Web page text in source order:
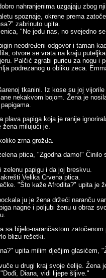
nahranjenima uzgajaju zbog
spoznaje, okrene prema
zabrinuto upita.
"Ne jedu nas, no svejedno
neodređeni odgovor i taman
otvore se vrata na kraju
Palčić zgrabi puricu za nogu i
podrezanog u obliku zeca.
tkanini. Iz kose su joj
nekakvom bojom. Žena je
plava papiga koja je ranije
žena milujući je.
zrna grožđa.
ptica, "Zgodna damo!" Činilo
zelenu papigu i da joj breskvu.
Velika Crvena ptica.
"Što kaže Afrodita?" upita je
ju je žena držeći naranču
nagne i poljubi ženu u obraz
sa bijelo-narančastom zatočenom
blizu rešetki.
upita milim dječjim glasićem,
u drugi kraj svoje ćelije. Žena
Diana, vidi lijepe šljive."